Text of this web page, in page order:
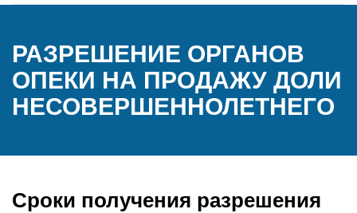
РАЗРЕШЕНИЕ ОРГАНОВ
ОПЕКИ НА ПРОДАЖУ ДОЛИ
НЕСОВЕРШЕННОЛЕТНЕГО
Сроки получения разрешения